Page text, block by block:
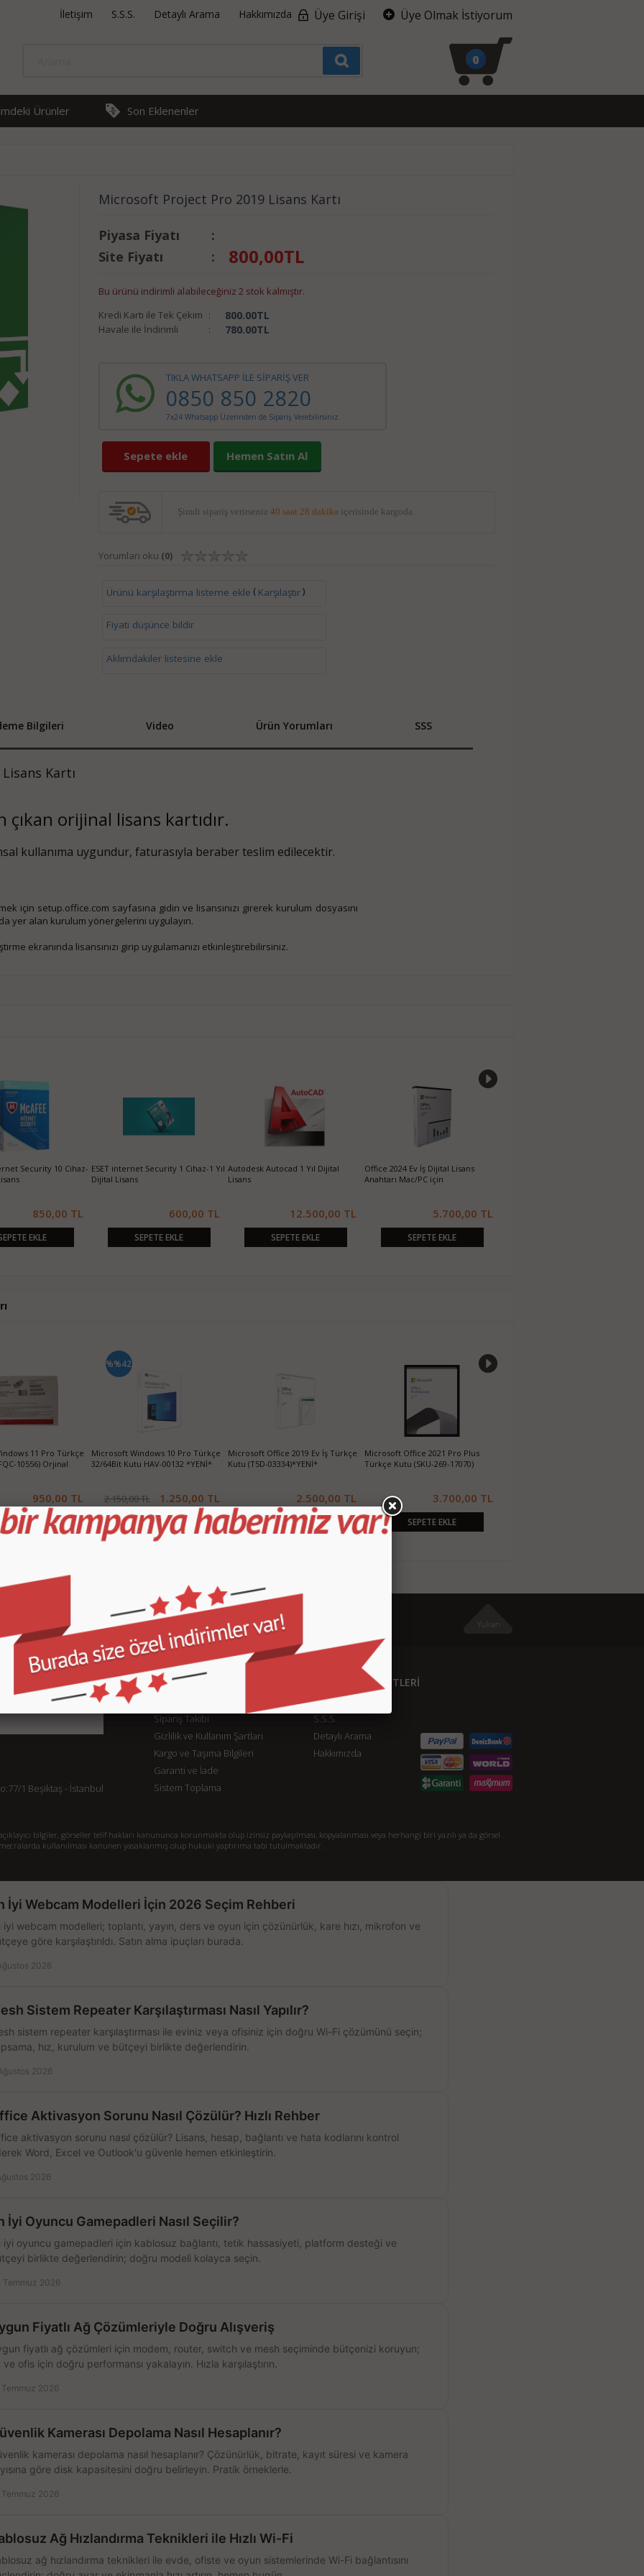
İletişim S.S.S. Detaylı Arama Hakkımızda Üye Girişi Üye Olmak İstiyorum
0
Ürünler Son Eklenenler
Microsoft Project Pro 2019 Lisans Kartı
Piyasa Fiyatı
:
Site Fiyatı
: 800,00TL
Bu ürünü indirimli alabileceğiniz 2 stok kalmıştır.
Kredi Kartı ile Tek Çekim : 800.00TL
Havale ile İndirimli : 780.00TL
TIKLA WHATSAPP İLE SİPARİŞ VER
0850 850 2820
7x24 Whatsapp Üzerinden de Sipariş Verebilirsiniz.
Sepete ekle Hemen Satın Al
Şimdi sipariş verirseniz 40 saat 28 dakika içerisinde kargoda.
Yorumları oku (0)
Ürünü karşılaştırma listeme ekle ( Karşılaştır)
Fiyatı düşünce bildir
Aklımdakiler listesine ekle
Bilgileri Video Ürün Yorumları SSS
Kartı
orijinal lisans kartıdır.
kullanıma uygundur, faturasıyla beraber teslim edilecektir.
için setup.office.com sayfasına gidin ve lisansınızı girerek kurulum dosyasını
yer alan kurulum yönergelerini uygulayın.
ekranında lisansınızı girip uygulamanızı etkinleştirebilirsiniz.
10 Pro Dijital Key Lisans
130,00 TL
SEPETE EKLE
Microsoft Windows 11 Pro Türkçe
64Bit OEM (FQC-10556) Orjinal
950,00 TL
SEPETE EKLE
Office 2021 Pro Plus Dijital Ürün
Anahtarı Online
650,00 TL
SEPETE EKLE
Microsoft Office 2003 Standart
Türkçe
160,00 TL
SEPETE EKLE
Office 2021 Pro Plus
Kutu (SKU-796-03326)
2.900,00 TL
SEPETE EKLE
Microsoft Windows 10 Pro Türkçe
32/64Bit Kutu FQC-10179 İşletim
620,00 TL
SEPETE EKLE
Microsoft Office 2019 Pro Plus
Türkçe Kutu (SKU-269-16814)
2.250,00 TL 1.850,00 TL
SEPETE EKLE
%%63
Microsoft Office 2019 Ev İş Türkçe
Kutu (T5D-03258)
1.950,00 TL 720,00 TL
SEPETE EKLE
1 Beşiktaş - İstanbul
KURUMSAL
Sipariş Takibi
Gizlilik ve Kullanım Şartları
Kargo ve Taşıma Bilgileri
Garanti ve İade
Sistem Toplama
MÜŞTERİ HİZMETLERİ
İletişim
S.S.S.
Detaylı Arama
Hakkımızda
bilgiler, görseller telif hakları kanununca korunmakta olup izinsiz paylaşılması, kopyalanması veya herhangi biri yazılı ya da görsel
mecralarda kullanılması kanunen yasaklanmış olup hukuki yaptırıma tabi tutulmaktadır.
İyi Webcam Modelleri İçin 2026 Seçim Rehberi
iyi webcam modelleri; toplantı, yayın, ders ve oyun için çözünürlük, kare hızı, mikrofon ve
göre karşılaştırıldı. Satın alma ipuçları burada.
2026
Sistem Repeater Karşılaştırması Nasıl Yapılır?
sistem repeater karşılaştırması ile eviniz veya ofisiniz için doğru Wi-Fi çözümünü seçin;
hız, kurulum ve bütçeyi birlikte değerlendirin.
2026
Aktivasyon Sorunu Nasıl Çözülür? Hızlı Rehber
aktivasyon sorunu nasıl çözülür? Lisans, hesap, bağlantı ve hata kodlarını kontrol
Word, Excel ve Outlook'u güvenle hemen etkinleştirin.
2026
İyi Oyuncu Gamepadleri Nasıl Seçilir?
iyi oyuncu gamepadleri için kablosuz bağlantı, tetik hassasiyeti, platform desteği ve
birlikte değerlendirin; doğru modeli kolayca seçin.
Temmuz 2026
Fiyatlı Ağ Çözümleriyle Doğru Alışveriş
fiyatlı ağ çözümleri için modem, router, switch ve mesh seçiminde bütçenizi koruyun;
ve ofis için doğru performansı yakalayın. Hızla karşılaştırın.
Temmuz 2026
Kamerası Depolama Nasıl Hesaplanır?
kamerası depolama nasıl hesaplanır? Çözünürlük, bitrate, kayıt süresi ve kamera
göre disk kapasitesini doğru belirleyin. Pratik örneklerle.
Temmuz 2026
Ağ Hızlandırma Teknikleri ile Hızlı Wi-Fi
ağ hızlandırma teknikleri ile evde, ofiste ve oyun sistemlerinde Wi-Fi bağlantısını